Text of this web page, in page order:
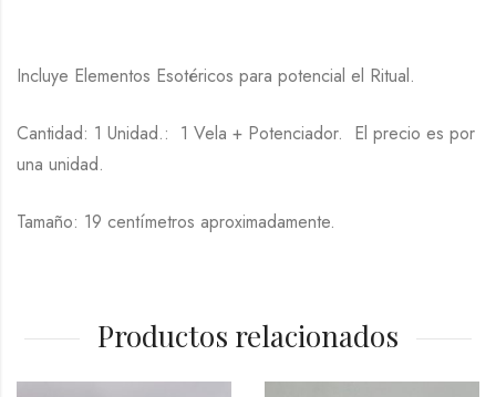
Incluye Elementos Esotéricos para potencial el Ritual.
Cantidad: 1 Unidad.: 1 Vela + Potenciador. El precio es por
una unidad.
Tamaño: 19 centímetros aproximadamente.
Productos relacionados